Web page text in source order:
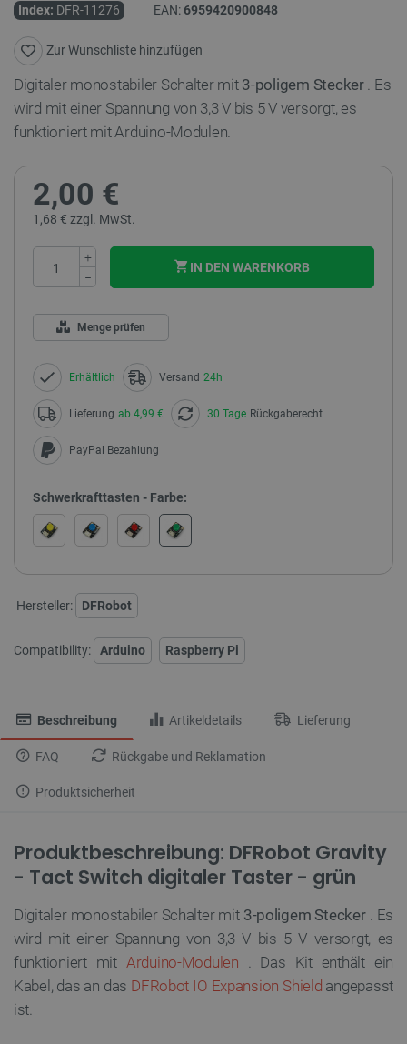
Index: DFR-11276 EAN:6959420900848
Zur Wunschliste hinzufügen
Digitaler monostabiler Schalter mit 3-poligem Stecker. Es
wird mit einer Spannung von 3,3 V bis 5 V versorgt, es
funktioniert mit Arduino-Modulen.
2,00 €
1,68 € zzgl. MwSt.
+
−
IN DEN WARENKORB
Menge prüfen
Erhältlich Versand 24h
Lieferung ab 4,99 € 30 Tage Rückgaberecht
PayPal Bezahlung
Schwerkrafttasten - Farbe:
Hersteller: DFRobot
Compatibility: Arduino Raspberry Pi
Beschreibung Artikeldetails Lieferung
FAQ Rückgabe und Reklamation
Produktsicherheit
Produktbeschreibung: DFRobot Gravity
- Tact Switch digitaler Taster - grün
Digitaler monostabiler Schalter mit 3-poligem Stecker. Es
wird mit einer Spannung von 3,3 V bis 5 V versorgt, es
funktioniert mit Arduino-Modulen . Das Kit enthält ein
Kabel, das an das DFRobot IO Expansion Shield angepasst
ist.